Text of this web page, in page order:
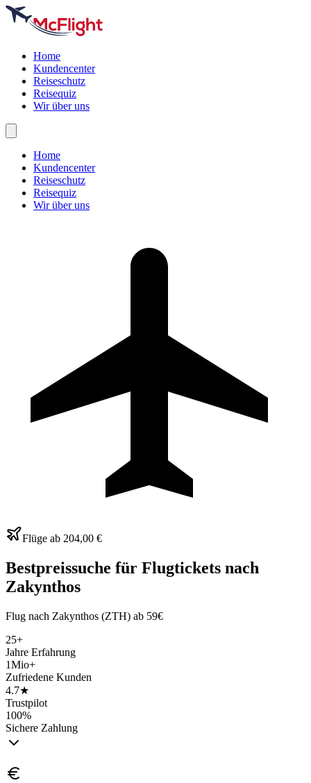
Home
Kundencenter
Reiseschutz
Reisequiz
Wir über uns
Home
Kundencenter
Reiseschutz
Reisequiz
Wir über uns
Flüge ab 204,00 €
Bestpreissuche für Flugtickets nach
Zakynthos
Flug nach Zakynthos (ZTH) ab 59€
25+
Jahre Erfahrung
1Mio+
Zufriedene Kunden
4.7★
Trustpilot
100%
Sichere Zahlung